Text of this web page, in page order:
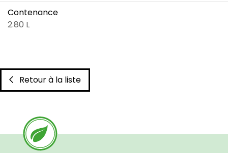
Contenance
2.80 L
Retour à la liste